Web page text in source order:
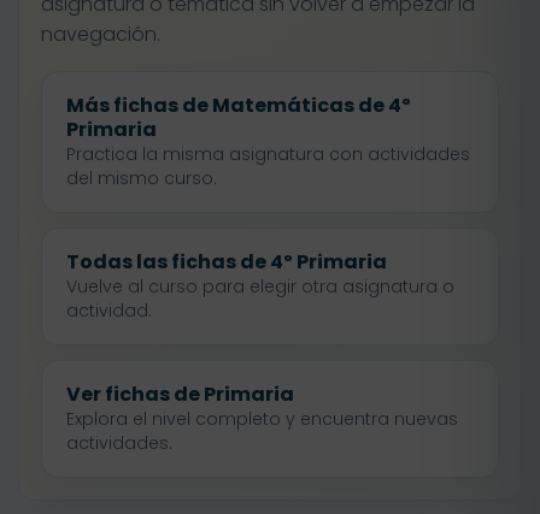
navegación.
Más fichas de Matemáticas de 4º
Primaria
Practica la misma asignatura con actividades
del mismo curso.
Todas las fichas de 4º Primaria
Vuelve al curso para elegir otra asignatura o
actividad.
Ver fichas de Primaria
Explora el nivel completo y encuentra nuevas
actividades.